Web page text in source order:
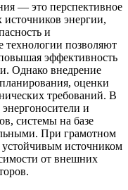
— это перспективное
источников энергии,
и
позволяют
эффективность
Однако внедрение
оценки
требований. В
и
системы на базе
При грамотном
источником
от внешних